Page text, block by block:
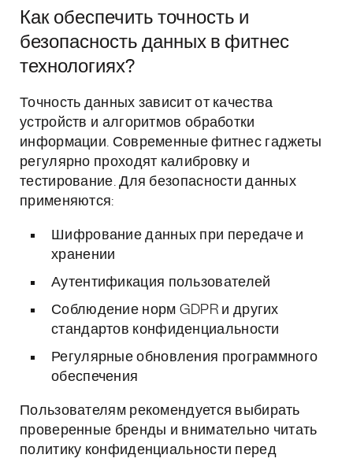
Как обеспечить точность и
безопасность данных в фитнес
технологиях?
Точность данных зависит от качества
устройств и алгоритмов обработки
информации. Современные фитнес гаджеты
регулярно проходят калибровку и
тестирование. Для безопасности данных
применяются:
Шифрование данных при передаче и
хранении
Аутентификация пользователей
Соблюдение норм GDPR и других
стандартов конфиденциальности
Регулярные обновления программного
обеспечения
Пользователям рекомендуется выбирать
проверенные бренды и внимательно читать
политику конфиденциальности перед